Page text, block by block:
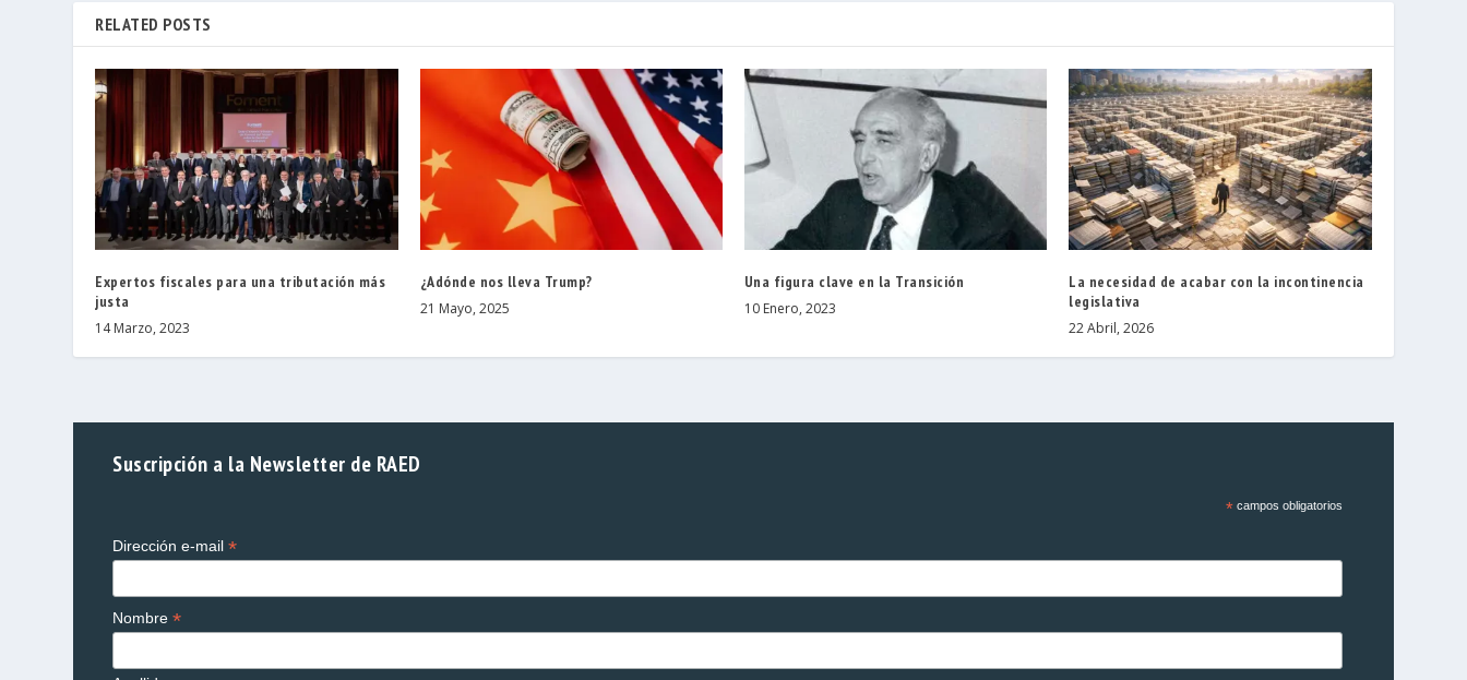
RELATED POSTS
Expertos fiscales para una tributación más
justa
14 Marzo, 2023
¿Adónde nos lleva Trump?
21 Mayo, 2025
Una figura clave en la Transición
10 Enero, 2023
La necesidad de acabar con la incontinencia
legislativa
22 Abril, 2026
Suscripción a la Newsletter de RAED
*campos obligatorios
Dirección e-mail*
Nombre*